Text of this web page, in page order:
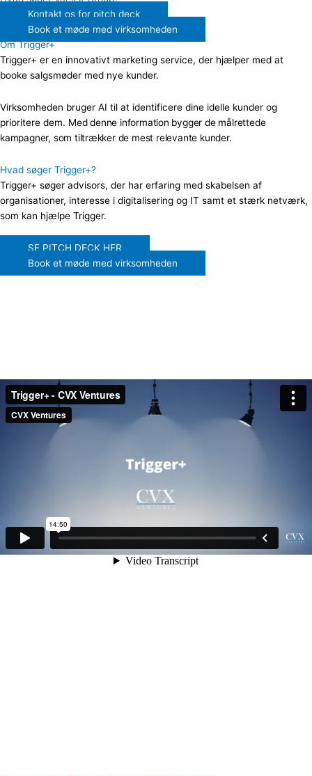
Kontakt os for pitch deck
Book et møde med virksomheden
Om Trigger+
Trigger+ er en innovativt marketing service, der hjælper med at
booke salgsmøder med nye kunder.
Virksomheden bruger AI til at identificere dine idelle kunder og
prioritere dem. Med denne information bygger de målrettede
kampagner, som tiltrækker de mest relevante kunder.
Hvad søger Trigger+?
Trigger+ søger advisors, der har erfaring med skabelsen af
organisationer, interesse i digitalisering og IT samt et stærk netværk,
som kan hjælpe Trigger.
SE PITCH DECK HER
Book et møde med virksomheden